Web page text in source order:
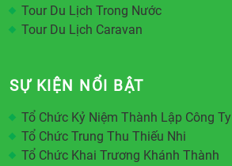
Tour Du Lịch Trong Nước
Tour Du Lịch Caravan
SỰ KIỆN NỔI BẬT
Tổ Chức Kỷ Niệm Thành Lập Công Ty
Tổ Chức Trung Thu Thiếu Nhi
Tổ Chức Khai Trương Khánh Thành